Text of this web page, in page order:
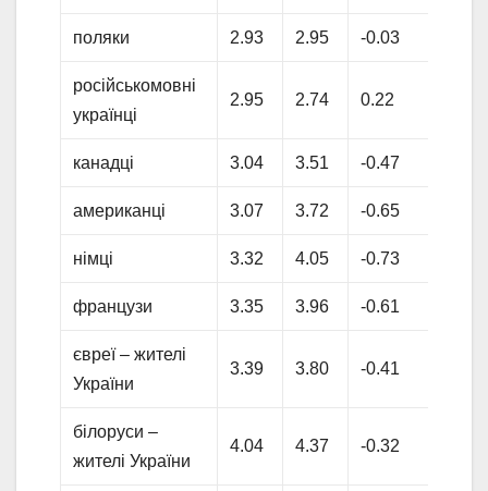
поляки 2.93 2.95 -0.03
російськомовні
українці
2.95 2.74 0.22
канадці 3.04 3.51 -0.47
американці 3.07 3.72 -0.65
німці 3.32 4.05 -0.73
французи 3.35 3.96 -0.61
євреї – жителі
України
3.39 3.80 -0.41
білоруси –
жителі України
4.04 4.37 -0.32